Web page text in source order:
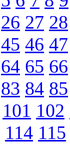
26 27 28
45 46 47
64 65 66
83 84 85
101 102
114 115